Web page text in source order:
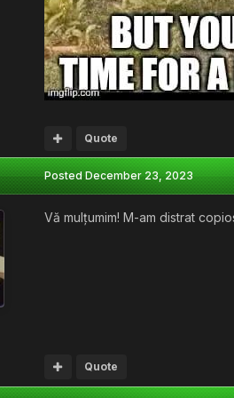
Quote
PostedDecember 23, 2023
Vă mulțumim! M-am distrat
Quote